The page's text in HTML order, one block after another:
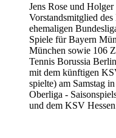
Jens Rose und
Vorstandsmitglied
ehemaligen
Spiele für Bayern
München sowie 106
Tennis Borussia
mit dem künftigen
spielte) am Samstag
Oberliga -
und dem KSV